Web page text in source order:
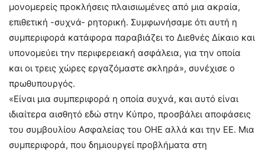
μονομερείς προκλήσεις πλαισιωμένες από μια ακραία,
επιθετική -συχνά- ρητορική. Συμφωνήσαμε ότι αυτή η
συμπεριφορά κατάφορα παραβιάζει το Διεθνές Δίκαιο και
υπονομεύει την περιφερειακή ασφάλεια, για την οποία
και οι τρεις χώρες εργαζόμαστε σκληρά», συνέχισε ο
πρωθυπουργός.
«Είναι μια συμπεριφορά η οποία συχνά, και αυτό είναι
ιδιαίτερα αισθητό εδώ στην Κύπρο, προσβάλει αποφάσεις
του συμβουλίου Ασφαλείας του ΟΗΕ αλλά και την ΕΕ. Μια
συμπεριφορά, που δημιουργεί προβλήματα στη